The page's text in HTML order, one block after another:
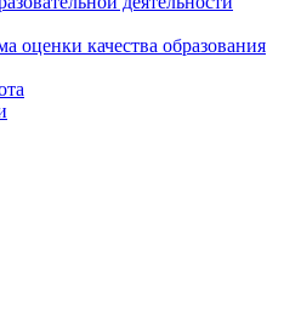
оценки качества образования